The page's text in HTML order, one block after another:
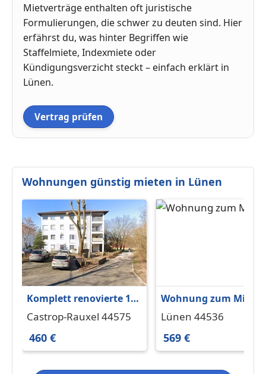
Mietverträge enthalten oft juristische
Formulierungen, die schwer zu deuten sind. Hier
erfährst du, was hinter Begriffen wie
Staffelmiete, Indexmiete oder
Kündigungsverzicht steckt – einfach erklärt in
Lünen.
Vertrag prüfen
Wohnungen günstig mieten in Lünen
Komplett renovierte 1-
Zimmer-Wohnung
Castrop-Rauxel 44575
460 €
Wohnung zum Mieten
in Lünen 569 € 72 m²
Lünen 44536
569 €